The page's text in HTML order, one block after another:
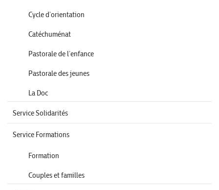
Cycle d’orientation
Catéchuménat
Pastorale de l’enfance
Pastorale des jeunes
La Doc
Service Solidarités
Service Formations
Formation
Couples et familles